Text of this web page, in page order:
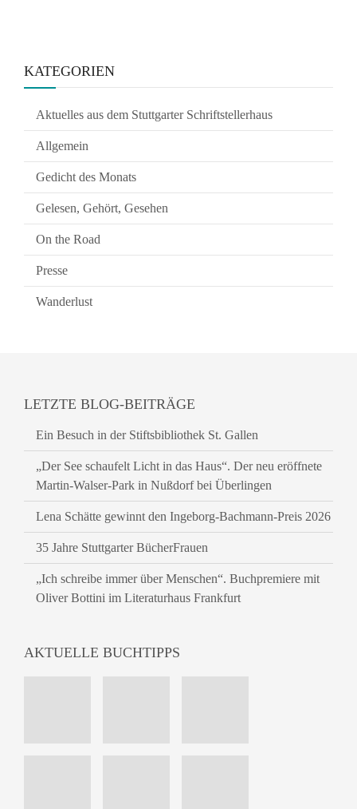
KATEGORIEN
Aktuelles aus dem Stuttgarter Schriftstellerhaus
Allgemein
Gedicht des Monats
Gelesen, Gehört, Gesehen
On the Road
Presse
Wanderlust
LETZTE BLOG-BEITRÄGE
Ein Besuch in der Stiftsbibliothek St. Gallen
„Der See schaufelt Licht in das Haus“. Der neu eröffnete
Martin-Walser-Park in Nußdorf bei Überlingen
Lena Schätte gewinnt den Ingeborg-Bachmann-Preis 2026
35 Jahre Stuttgarter BücherFrauen
„Ich schreibe immer über Menschen“. Buchpremiere mit
Oliver Bottini im Literaturhaus Frankfurt
AKTUELLE BUCHTIPPS